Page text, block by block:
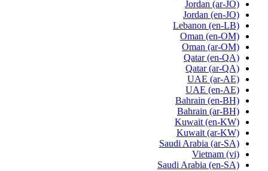
Jordan (ar-JO)
Jordan (en-JO)
Lebanon (en-LB)
Oman (en-OM)
Oman (ar-OM)
Qatar (en-QA)
Qatar (ar-QA)
UAE (ar-AE)
UAE (en-AE)
Bahrain (en-BH)
Bahrain (ar-BH)
Kuwait (en-KW)
Kuwait (ar-KW)
Saudi Arabia (ar-SA)
Vietnam (vi)
Saudi Arabia (en-SA)